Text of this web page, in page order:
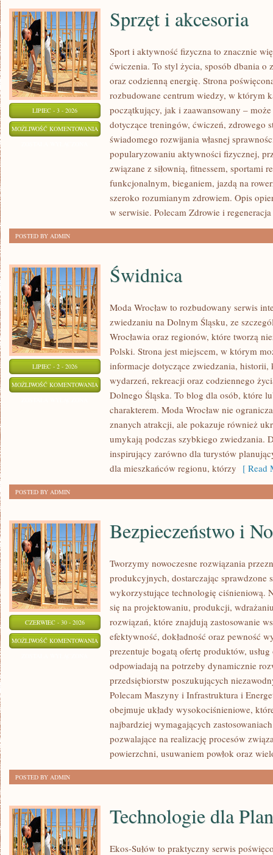
LIPIEC - 3 - 2026
MOŻLIWOŚĆ KOMENTOWANIA SPRZĘT
AKCESORIA
Sprzęt i akcesoria
Sport i aktywność fizyczna to znacznie
ćwiczenia. To styl życia, sposób dbania o
oraz codzienną energię. Strona
rozbudowane centrum wiedzy, w którym
początkujący, jak i zaawansowany –
dotyczące treningów, ćwiczeń, zdrowego
świadomego rozwijania własnej
popularyzowaniu aktywności fizycznej,
związane z siłownią, fitnessem, sportami
funkcjonalnym, bieganiem, jazdą na
szeroko rozumianym zdrowiem. Opis
w serwisie. Polecam Zdrowie i
POSTED BY ADMIN
LIPIEC - 2 - 2026
MOŻLIWOŚĆ KOMENTOWANIA ŚWIDNICA
Świdnica
Moda Wrocław to rozbudowany serwis
zwiedzaniu na Dolnym Śląsku, ze
Wrocławia oraz regionów, które tworzą
Polski. Strona jest miejscem, w którym
informacje dotyczące zwiedzania,
wydarzeń, rekreacji oraz codziennego
Dolnego Śląska. To blog dla osób, które
charakterem. Moda Wrocław nie
znanych atrakcji, ale pokazuje również
umykają podczas szybkiego zwiedzania.
inspirujący zarówno dla turystów
dla mieszkańców regionu, którzy [ Read
POSTED BY ADMIN
CZERWIEC - 30 - 2026
MOŻLIWOŚĆ KOMENTOWANIA BEZPIECZEŃSTWO
NORMY
Bezpieczeństwo i
Tworzymy nowoczesne rozwiązania
produkcyjnych, dostarczając sprawdzone
wykorzystujące technologię ciśnieniową.
się na projektowaniu, produkcji,
rozwiązań, które znajdują zastosowanie
efektywność, dokładność oraz pewność
prezentuje bogatą ofertę produktów,
odpowiadają na potrzeby dynamicznie
przedsiębiorstw poszukujących
Polecam Maszyny i Infrastruktura i
obejmuje układy wysokociśnieniowe,
najbardziej wymagających
pozwalające na realizację procesów
powierzchni, usuwaniem powłok oraz
POSTED BY ADMIN
Technologie dla
Ekos-Sułów to praktyczny serwis